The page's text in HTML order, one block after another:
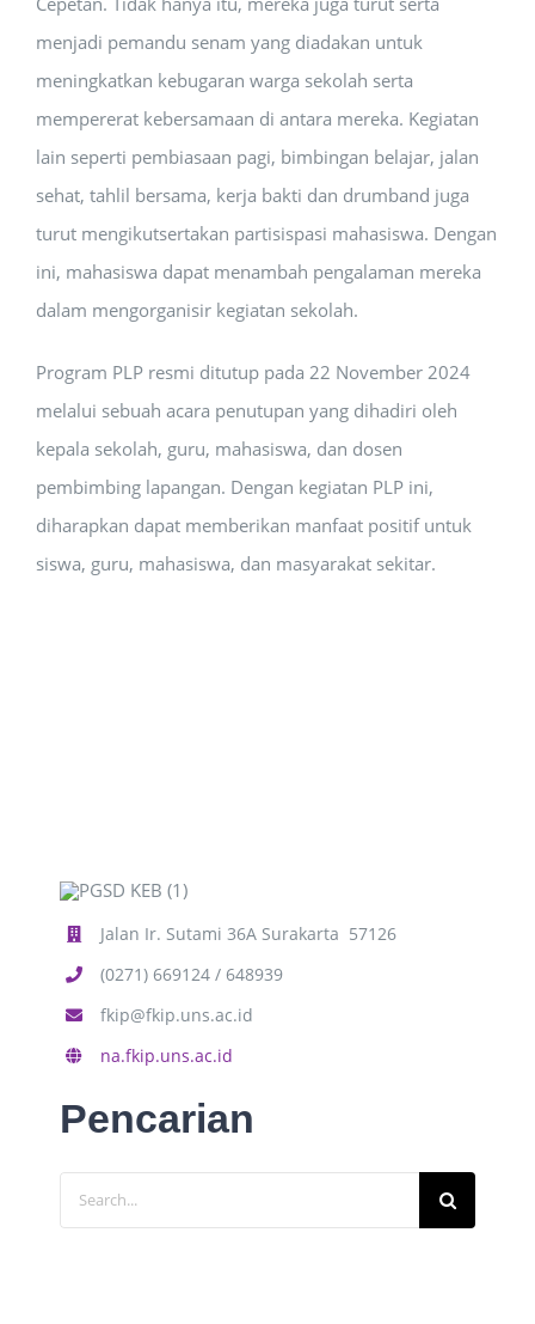
menjadi pemandu senam yang diadakan untuk
meningkatkan kebugaran warga sekolah serta
mempererat kebersamaan di antara mereka. Kegiatan
lain seperti pembiasaan pagi, bimbingan belajar, jalan
sehat, tahlil bersama, kerja bakti dan drumband juga
turut mengikutsertakan partisispasi mahasiswa. Dengan
ini, mahasiswa dapat menambah pengalaman mereka
dalam mengorganisir kegiatan sekolah.
Program PLP resmi ditutup pada 22 November 2024
melalui sebuah acara penutupan yang dihadiri oleh
kepala sekolah, guru, mahasiswa, dan dosen
pembimbing lapangan. Dengan kegiatan PLP ini,
diharapkan dapat memberikan manfaat positif untuk
siswa, guru, mahasiswa, dan masyarakat sekitar.
Jalan Ir. Sutami 36A Surakarta 57126
(0271) 669124 / 648939
fkip@fkip.uns.ac.id
na.fkip.uns.ac.id
Pencarian
Search
for: